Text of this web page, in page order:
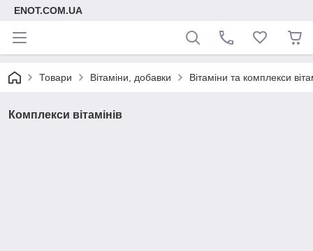
ENOT.COM.UA
Товари Вітаміни, добавки Вітаміни та комплекси
Комплекси вітамінів